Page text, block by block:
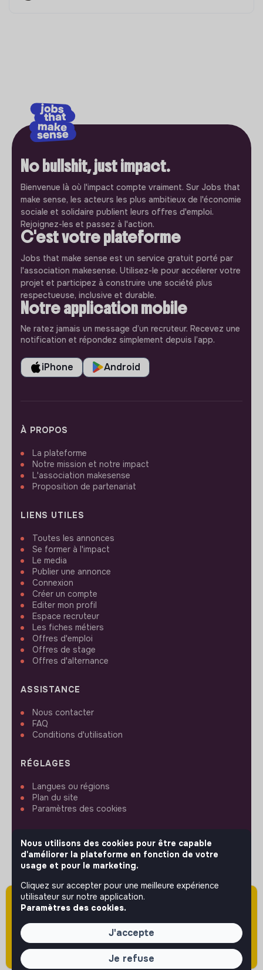
Attention cette annonce a été publiée il y a
plus de 60 jours (le 06/05/2026) et est sans
doute expirée ou non mise à jour.
No bullshit, just impact.
Bienvenue là où l'impact compte vraiment. Sur Jobs that
make sense, les acteurs les plus ambitieux de l'économie
sociale et solidaire publient leurs offres d'emploi.
Rejoignez-les et passez à l'action.
C'est votre plateforme
Jobs that make sense est un service gratuit porté par
l'association makesense. Utilisez-le pour accélerer votre
projet et participez à construire une société plus
respectueuse, inclusive et durable.
Notre application mobile
Ne ratez jamais un message d’un recruteur. Recevez une
notification et répondez simplement depuis l’app.
iPhone Android
À PROPOS
La plateforme
Notre mission et notre impact
L'association makesense
Proposition de partenariat
LIENS UTILES
Toutes les annonces
Se former à l'impact
Le media
Publier une annonce
Connexion
Créer un compte
Editer mon profil
Espace recruteur
Les fiches métiers
Offres d'emploi
Offres de stage
Offres d'alternance
ASSISTANCE
Nous contacter
FAQ
Conditions d'utilisation
RÉGLAGES
Langues ou régions
Plan du site
Paramètres des cookies
SUIVEZ-NOUS
Nous utilisons des cookies pour être capable
d'améliorer la plateforme en fonction de votre
usage et pour le marketing.
Cliquez sur accepter pour une meilleure expérience
utilisateur sur notre application.
Paramètres des cookies.
J'accepte
Je refuse